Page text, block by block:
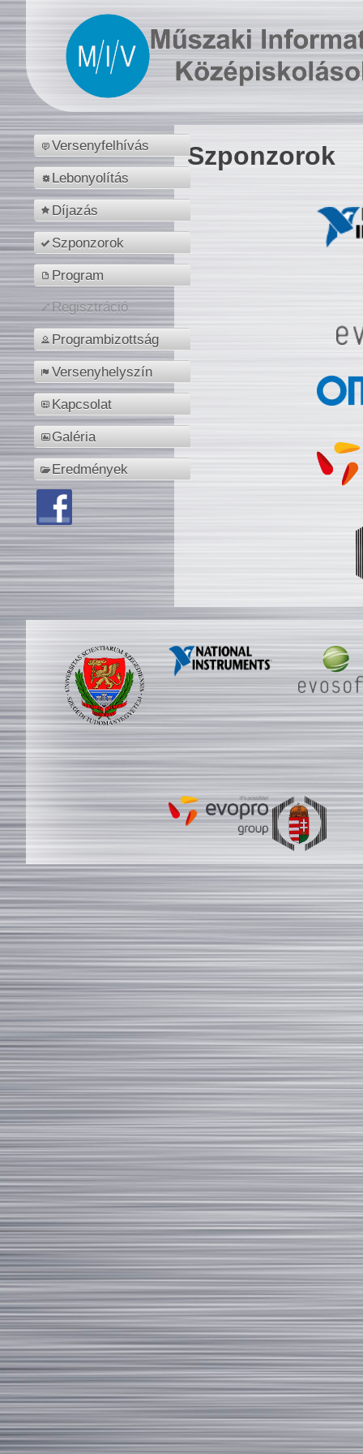
Versenyfelhívás
Lebonyolítás
Díjazás
Szponzorok
Program
Regisztráció
Programbizottság
Versenyhelyszín
Kapcsolat
Galéria
Eredmények
Szponzorok